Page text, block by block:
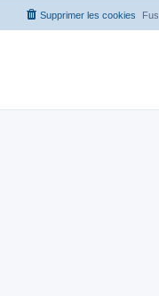
Supprimer les cookies